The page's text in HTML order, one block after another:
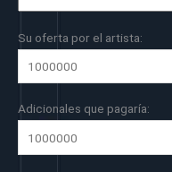
Su oferta por el artista:
Adicionales que pagaría: